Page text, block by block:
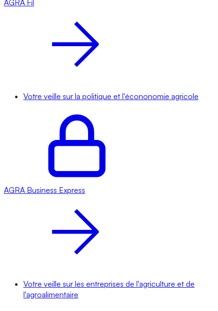
AGRA Fil
Votre veille sur la politique et l'écononomie agricole
AGRA Business Express
Votre veille sur les entreprises de l'agriculture et de
l'agroalimentaire